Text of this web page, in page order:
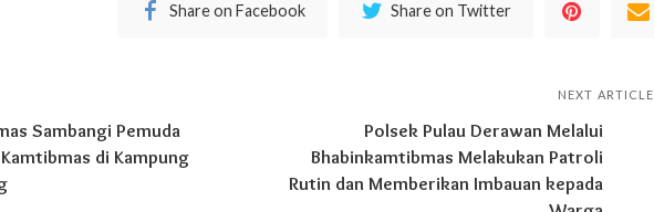
Share on Facebook Share on Twitter
Sambangi Pemuda
di Kampung
NEXT ARTICLE
Polsek Pulau Derawan Melalui
Bhabinkamtibmas Melakukan Patroli
Rutin dan Memberikan Imbauan kepada